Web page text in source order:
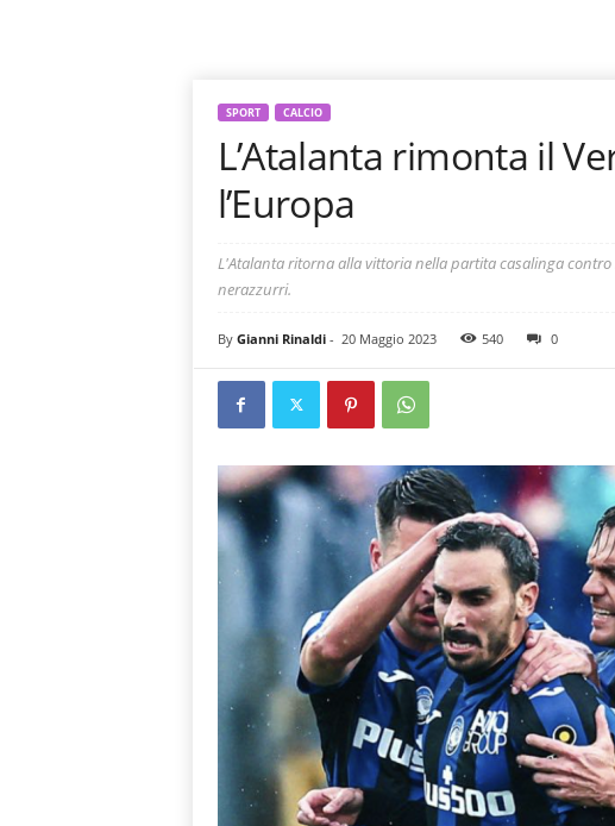
SPORT CALCIO
L’Atalanta rimonta il
l’Europa
L'Atalanta ritorna alla vittoria nella partita casalinga
nerazzurri.
By Gianni Rinaldi- 20 Maggio 2023 540 0